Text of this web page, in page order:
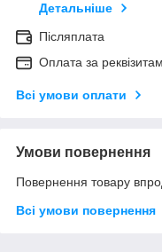
Детальніше
Післяплата
Оплата за
Всі умови оплати
Умови повернення
Повернення товару
Всі умови повернення